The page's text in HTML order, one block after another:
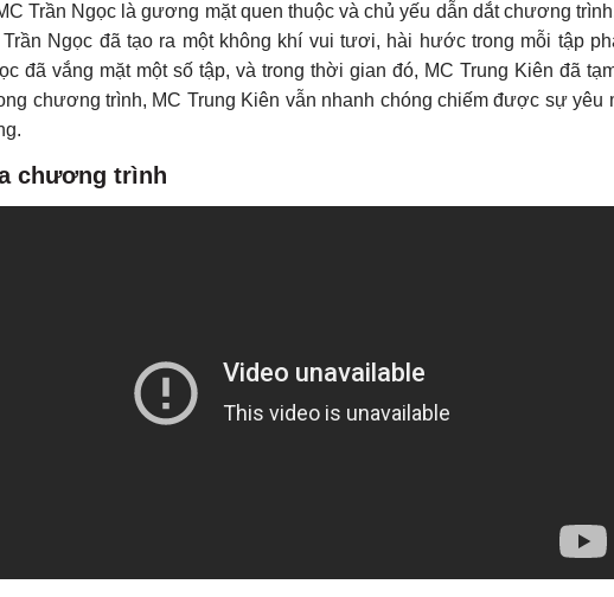
Trần Ngọc là gương mặt quen thuộc và chủ yếu dẫn dắt chương
Ngọc đã tạo ra một không khí vui tươi, hài hước trong mỗi tập
đã vắng mặt một số tập, và trong thời gian đó, MC Trung Kiên đã
chương trình, MC Trung Kiên vẫn nhanh chóng chiếm được sự yêu
chương trình